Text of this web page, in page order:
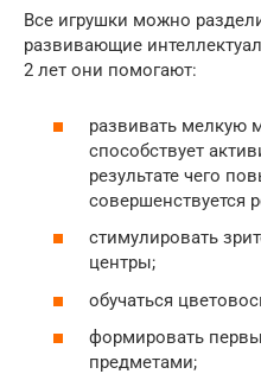
Все игрушки можно
развивающие
2 лет они помогают:
развивать мелкую
способствует
результате чего
совершенствуется
стимулировать
центры;
обучаться
формировать
предметами;